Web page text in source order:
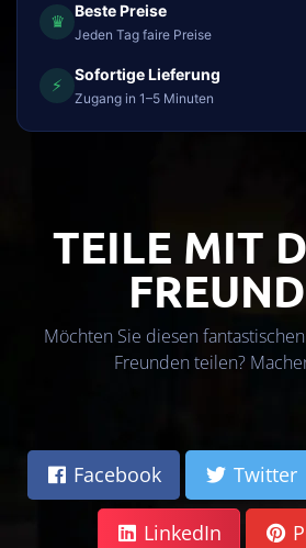
♛
Beste Preise
Jeden Tag faire Preise
⚡
Sofortige Lieferung
Zugang in 1–5 Minuten
TEILE MIT
Möchten Sie diesen
Freunden teilen?
Facebook Twitter
LinkedIn